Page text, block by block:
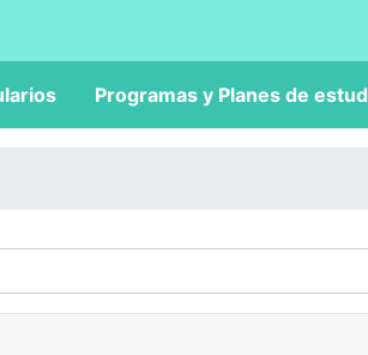
Programas y Planes de